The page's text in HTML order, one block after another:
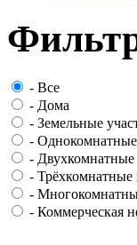
- Все
- Дома
- Земельные
-
-
- Трёхкомнатные
-
- Коммерческая